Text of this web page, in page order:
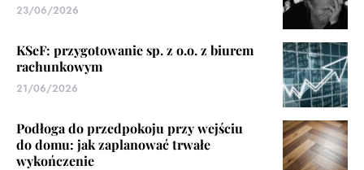
23/06/2026
KSeF: przygotowanie sp. z o.o. z biurem
rachunkowym
21/06/2026
Podłoga do przedpokoju przy wejściu
do domu: jak zaplanować trwałe
wykończenie